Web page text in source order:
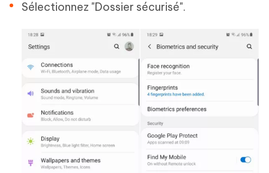
Sélectionnez "Dossier sécurisé".